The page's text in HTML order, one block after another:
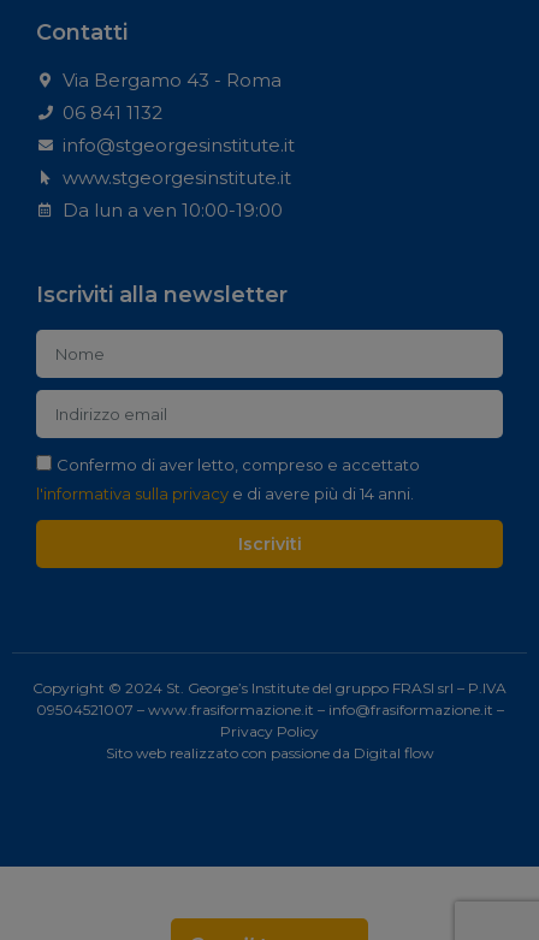
Contatti
Via Bergamo 43 - Roma
06 841 1132
info@stgeorgesinstitute.it
www.stgeorgesinstitute.it
Da lun a ven 10:00-19:00
Iscriviti alla newsletter
Confermo di aver letto, compreso e accettato
l'informativa sulla privacy e di avere più di 14 anni.
Iscriviti
Copyright © 2024 St. George’s Institute del gruppo FRASI srl – P.IVA
09504521007 – www.frasiformazione.it – info@frasiformazione.it –
Privacy Policy
Sito web realizzato con passione da Digital flow